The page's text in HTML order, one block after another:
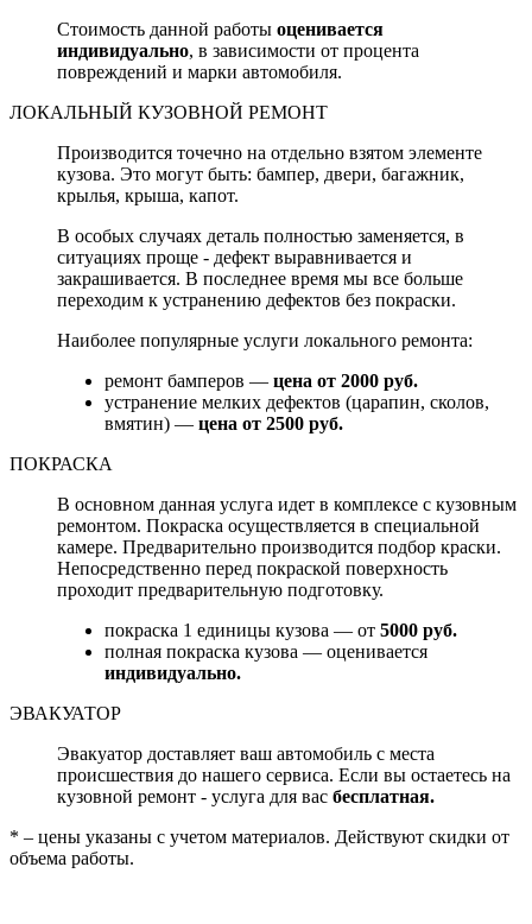
Стоимость данной работы оценивается
индивидуально, в зависимости от процента
повреждений и марки автомобиля.
ЛОКАЛЬНЫЙ КУЗОВНОЙ РЕМОНТ
Производится точечно на отдельно взятом элементе
кузова. Это могут быть: бампер, двери, багажник,
крылья, крыша, капот.
В особых случаях деталь полностью заменяется, в
ситуациях проще - дефект выравнивается и
закрашивается. В последнее время мы все больше
переходим к устранению дефектов без покраски.
Наиболее популярные услуги локального ремонта:
ремонт бамперов — цена от 2000 руб.
устранение мелких дефектов (царапин, сколов,
вмятин) — цена от 2500 руб.
ПОКРАСКА
В основном данная услуга идет в комплексе с кузовным
ремонтом. Покраска осуществляется в специальной
камере. Предварительно производится подбор краски.
Непосредственно перед покраской поверхность
проходит предварительную подготовку.
покраска 1 единицы кузова — от 5000 руб.
полная покраска кузова — оценивается
индивидуально.
ЭВАКУАТОР
Эвакуатор доставляет ваш автомобиль с места
происшествия до нашего сервиса. Если вы остаетесь на
кузовной ремонт - услуга для вас бесплатная.
* – цены указаны с учетом материалов. Действуют скидки от
объема работы.